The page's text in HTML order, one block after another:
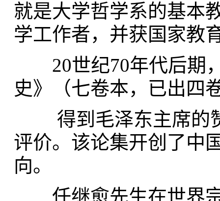
就是大学哲学系的基本
学工作者，并获国家教
20世纪70年代后期，
史》（七卷本，已出四
得到毛泽东主席的赞
评价。该论集开创了中
向。
任继愈先生在世界宗